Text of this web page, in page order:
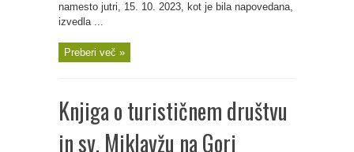
namesto jutri, 15. 10. 2023, kot je bila napovedana,
izvedla ...
Preberi več »
Knjiga o turističnem društvu
in sv. Miklavžu na Gori